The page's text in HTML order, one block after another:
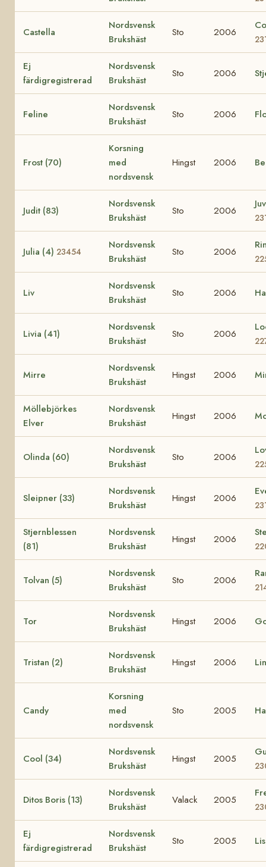
Castella
Nordsvensk
Brukshäst
Sto 2006
Ej
färdigregistrerad
Nordsvensk
Brukshäst
Sto 2006
Feline
Nordsvensk
Brukshäst
Sto 2006
Frost (70)
Korsning
med
nordsvensk
Hingst 2006
Judit (83)
Nordsvensk
Brukshäst
Sto 2006
Julia (4) 23454
Nordsvensk
Brukshäst
Sto 2006
Liv
Nordsvensk
Brukshäst
Sto 2006
Livia (41)
Nordsvensk
Brukshäst
Sto 2006
Mirre
Nordsvensk
Brukshäst
Hingst 2006
Möllebjörkes
Elver
Nordsvensk
Brukshäst
Hingst 2006
Olinda (60)
Nordsvensk
Brukshäst
Sto 2006
Sleipner (33)
Nordsvensk
Brukshäst
Hingst 2006
Stjernblessen
(81)
Nordsvensk
Brukshäst
Hingst 2006
Tolvan (5)
Nordsvensk
Brukshäst
Sto 2006
Tor
Nordsvensk
Brukshäst
Hingst 2006
Tristan (2)
Nordsvensk
Brukshäst
Hingst 2006
Candy
Korsning
med
nordsvensk
Sto 2005
Cool (34)
Nordsvensk
Brukshäst
Hingst 2005
Ditos Boris (13)
Nordsvensk
Brukshäst
Valack 2005
Ej
färdigregistrerad
Nordsvensk
Brukshäst
Sto 2005